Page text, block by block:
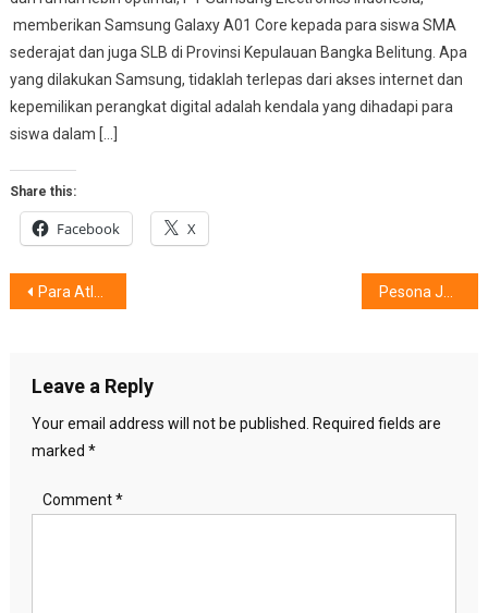
memberikan Samsung Galaxy A01 Core kepada para siswa SMA
sederajat dan juga SLB di Provinsi Kepulauan Bangka Belitung. Apa
yang dilakukan Samsung, tidaklah terlepas dari akses internet dan
kepemilikan perangkat digital adalah kendala yang dihadapi para
siswa dalam […]
Share this:
Facebook X
Post
Para Atlet Disabilitas Tebar Keharuman
Leave a Reply
Your email address will not be published. Required fields are
marked *
Comment*